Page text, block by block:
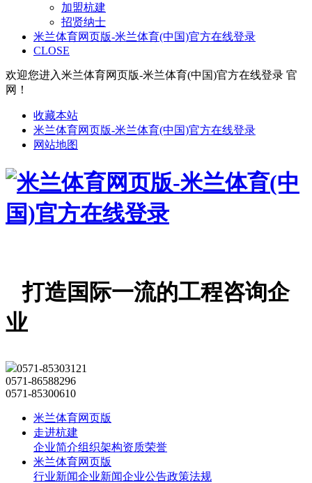
加盟杭建
招贤纳士
米兰体育网页版-米兰体育(中国)官方在线登录
CLOSE
欢迎您进入米兰体育网页版-米兰体育(中国)官方在线登录 官
网！
收藏本站
米兰体育网页版-米兰体育(中国)官方在线登录
网站地图
打造国际一流的工程咨询企
业
0571-85303121
0571-86588296
0571-85300610
米兰体育网页版
走进杭建
企业简介组织架构资质荣誉
米兰体育网页版
行业新闻企业新闻企业公告政策法规